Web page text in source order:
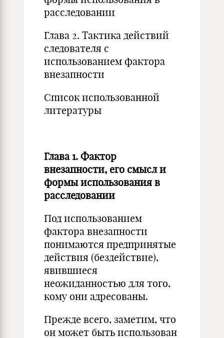
расследовании
Глава 2. Тактика действий
следователя с
использованием фактора
внезапности
Список использованной
литературы
Глава 1. Фактор
внезапности, его смысл и
формы использования в
расследовании
Под использованием
фактора внезапности
понимаются предпринятые
действия (бездействие),
явившиеся
неожиданностью для того,
кому они адресованы.
Прежде всего, заметим, что
он может быть использован